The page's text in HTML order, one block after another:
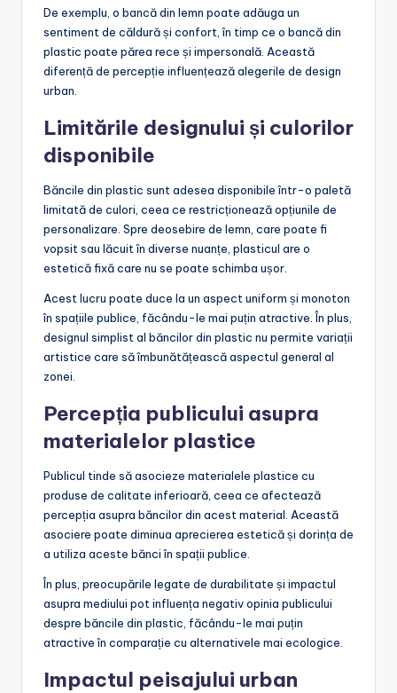
De exemplu, o bancă din lemn poate adăuga un
sentiment de căldură și confort, în timp ce o bancă din
plastic poate părea rece și impersonală. Această
diferență de percepție influențează alegerile de design
urban.
Limitările designului și culorilor
disponibile
Băncile din plastic sunt adesea disponibile într-o paletă
limitată de culori, ceea ce restricționează opțiunile de
personalizare. Spre deosebire de lemn, care poate fi
vopsit sau lăcuit în diverse nuanțe, plasticul are o
estetică fixă care nu se poate schimba ușor.
Acest lucru poate duce la un aspect uniform și monoton
în spațiile publice, făcându-le mai puțin atractive. În plus,
designul simplist al băncilor din plastic nu permite variații
artistice care să îmbunătățească aspectul general al
zonei.
Percepția publicului asupra
materialelor plastice
Publicul tinde să asocieze materialele plastice cu
produse de calitate inferioară, ceea ce afectează
percepția asupra băncilor din acest material. Această
asociere poate diminua aprecierea estetică și dorința de
a utiliza aceste bănci în spații publice.
În plus, preocupările legate de durabilitate și impactul
asupra mediului pot influența negativ opinia publicului
despre băncile din plastic, făcându-le mai puțin
atractive în comparație cu alternativele mai ecologice.
Impactul peisajului urban